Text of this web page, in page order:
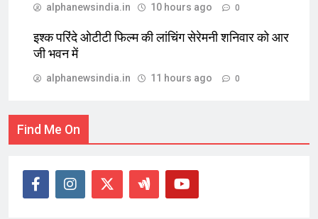
alphanewsindia.in 10 hours ago 0
इश्क परिंदे ओटीटी फिल्म की लांचिंग सेरेमनी शनिवार को आर
जी भवन में
alphanewsindia.in 11 hours ago 0
Find Me On